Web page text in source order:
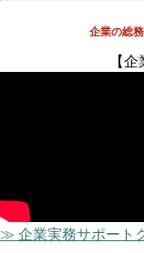
企業の総
【
≫ 企業実務サポート